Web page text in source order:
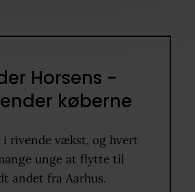
Horsens -
køberne
i rivende vækst, og hvert
unge at flytte til
andet fra Aarhus.